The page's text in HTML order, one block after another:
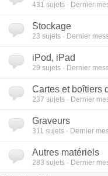
431 sujets · Dernier
Stockage
23 sujets · Dernier
iPod, iPad
29 sujets · Dernier
Cartes et boîtiers
237 sujets · Dernier
Graveurs
311 sujets · Dernier
Autres matériels
283 sujets · Dernier